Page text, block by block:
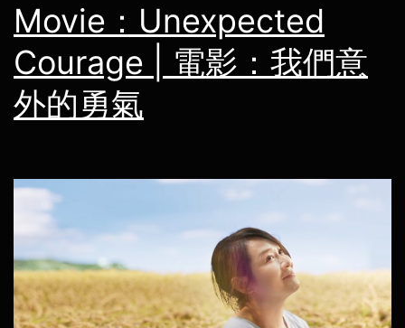
Movie：Unexpected
Courage | 電影：我們意
外的勇氣